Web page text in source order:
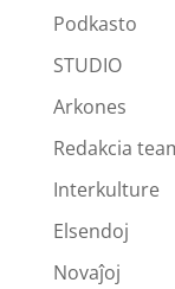
Podkasto
STUDIO
Arkones
Redakcia
Interkulture
Elsendoj
Novaĵoj